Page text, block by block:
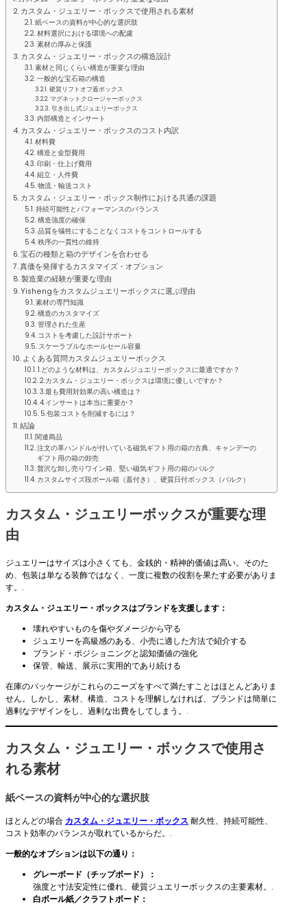
カスタム・ジュエリー・ボックスで使用される素材
紙ベースの資料が中心的な選択肢
材料選択における環境への配慮
素材の厚みと保護
カスタム・ジュエリー・ボックスの構造設計
素材と同じくらい構造が重要な理由
一般的な宝石箱の構造
硬質リフトオフ蓋ボックス
マグネットクロージャーボックス
引き出し式ジュエリーボックス
内部構造とインサート
カスタム・ジュエリー・ボックスのコスト内訳
材料費
構造と金型費用
印刷・仕上げ費用
組立・人件費
物流・輸送コスト
カスタム・ジュエリー・ボックス制作における共通の課題
持続可能性とパフォーマンスのバランス
構造強度の確保
品質を犠牲にすることなくコストをコントロールする
秩序の一貫性の維持
宝石の種類と箱のデザインを合わせる
真価を発揮するカスタマイズ・オプション
製造業の経験が重要な理由
Yishengをカスタムジュエリーボックスに選ぶ理由
素材の専門知識
構造のカスタマイズ
管理された生産
コストを考慮した設計サポート
スケーラブルなホールセール容量
よくある質問カスタムジュエリーボックス
1.どのような材料は、カスタムジュエリーボックスに最適ですか？
2.カスタム・ジュエリー・ボックスは環境に優しいですか？
3.最も費用対効果の高い構造は？
4.インサートは本当に重要か？
5.包装コストを削減するには？
結論
関連商品
注文の革ハンドルが付いている磁気ギフト用の箱の古典、キャンデーの
ギフト用の箱の卸売
贅沢な卸し売りワイン箱、堅い磁気ギフト用の箱のバルク
カスタムサイズ段ボール箱（蓋付き）、硬質日付ボックス（バルク）
カスタム・ジュエリーボックスが重要な理
由
ジュエリーはサイズは小さくても、金銭的・精神的価値は高い。そのた
め、包装は単なる装飾ではなく、一度に複数の役割を果たす必要がありま
す。.
カスタム・ジュエリー・ボックスはブランドを支援します：
壊れやすいものを傷やダメージから守る
ジュエリーを高級感のある、小売に適した方法で紹介する
ブランド・ポジショニングと認知価値の強化
保管、輸送、展示に実用的であり続ける
在庫のパッケージがこれらのニーズをすべて満たすことはほとんどありま
せん。しかし、素材、構造、コストを理解しなければ、ブランドは簡単に
過剰なデザインをし、過剰な出費をしてしまう。.
カスタム・ジュエリー・ボックスで使用さ
れる素材
紙ベースの資料が中心的な選択肢
ほとんどの場合 カスタム・ジュエリー・ボックス 耐久性、持続可能性、
コスト効率のバランスが取れているからだ。.
一般的なオプションは以下の通り：
グレーボード（チップボード）：
強度と寸法安定性に優れ、硬質ジュエリーボックスの主要素材。.
白ボール紙／クラフトボード：